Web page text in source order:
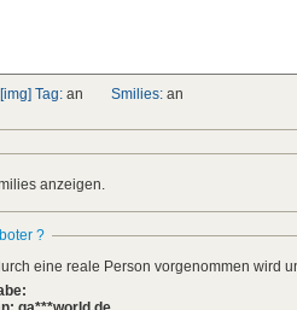
[img] Tag: an Smilies: an
anzeigen.
?
eine reale Person vorgenommen wird